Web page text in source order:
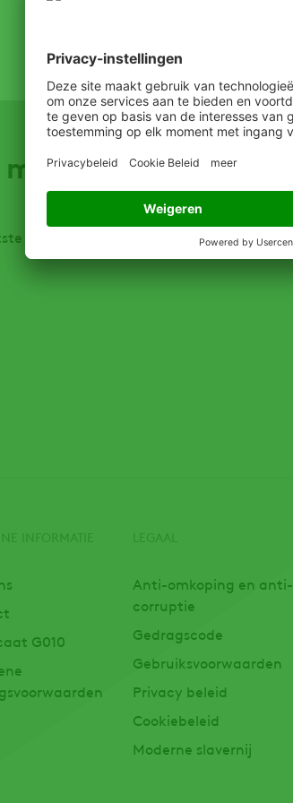
nieuws?
G010
Anti-omkoping en anti-
corruptie
Gedragscode
Gebruiksvoorwaarden
Privacy beleid
Cookiebeleid
Moderne slavernij